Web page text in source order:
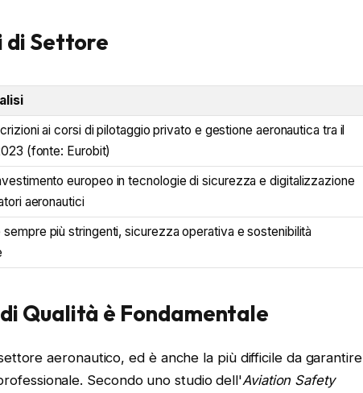
di Settore
ai corsi di pilotaggio privato e gestione aeronautica tra il
(fonte: Eurobit)
europeo in tecnologie di sicurezza e digitalizzazione
aeronautici
più stringenti, sicurezza operativa e sostenibilità
Qualità è Fondamentale
aeronautico, ed è anche la più difficile da garantire
Secondo uno studio dell'Aviation Safety